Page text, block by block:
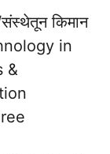
संस्थेतून किमान
in
&